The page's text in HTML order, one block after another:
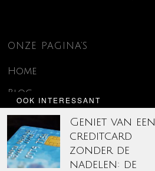
OOK INTERESSANT
Geniet van een
creditcard
zonder de
nadelen: de
ONZE PAGINA’S
Home
Blog
Contact
Disclaimer
Over ons